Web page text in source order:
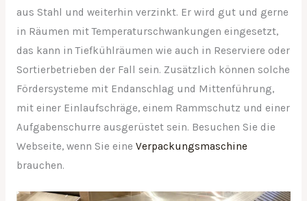
aus Stahl und weiterhin verzinkt. Er wird gut und gerne
in Räumen mit Temperaturschwankungen eingesetzt,
das kann in Tiefkühlräumen wie auch in Reserviere oder
Sortierbetrieben der Fall sein. Zusätzlich können solche
Fördersysteme mit Endanschlag und Mittenführung,
mit einer Einlaufschräge, einem Rammschutz und einer
Aufgabenschurre ausgerüstet sein. Besuchen Sie die
Webseite, wenn Sie eine Verpackungsmaschine
brauchen.